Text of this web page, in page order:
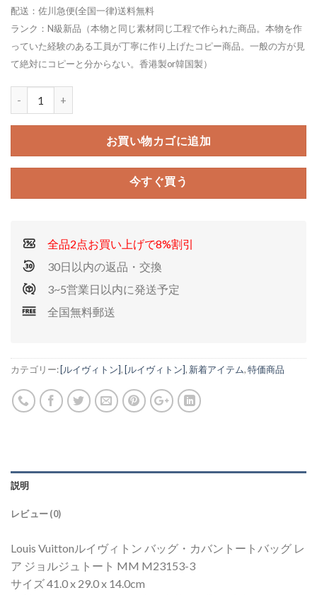
価
格
は
¥30,400
の
価
格
は
配送：佐川急便(全国一律)送料無料
ランク：N級新品（本物と同じ素材同じ工程で作られた商品。本物を作
っていた経験のある工員が丁寧に作り上げたコピー商品。一般の方が見
て絶対にコピーと分からない。香港製or韓国製）
お買い物カゴに追加
今すぐ買う
全品2点お買い上げで8%割引
30日以内の返品・交換
3~5営業日以内に発送予定
全国無料郵送
カテゴリー: [ルイヴィトン], [ルイヴィトン], 新着アイテム,特価商品
説明
レビュー (0)
Louis Vuittonルイヴィトン バッグ・カバントートバッグ レ
ア ジョルジュトート MM M23153-3
サイズ 41.0 x 29.0 x 14.0cm